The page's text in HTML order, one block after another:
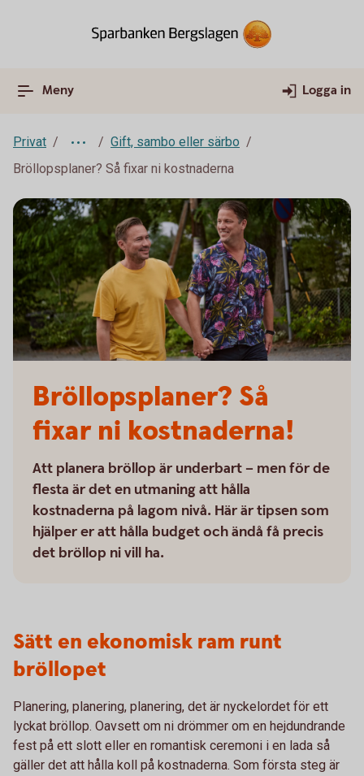
Meny Logga in
Privat
Gift, sambo eller särbo
Bröllopsplaner? Så fixar ni kostnaderna
Bröllopsplaner? Så
fixar ni kostnaderna!
Att planera bröllop är underbart – men för de
flesta är det en utmaning att hålla
kostnaderna på lagom nivå. Här är tipsen som
hjälper er att hålla budget och ändå få precis
det bröllop ni vill ha.
Sätt en ekonomisk ram runt
bröllopet
Planering, planering, planering, det är nyckelordet för ett
lyckat bröllop. Oavsett om ni drömmer om en hejdundrande
fest på ett slott eller en romantisk ceremoni i en lada så
gäller det att hålla koll på kostnaderna. Som första steg är